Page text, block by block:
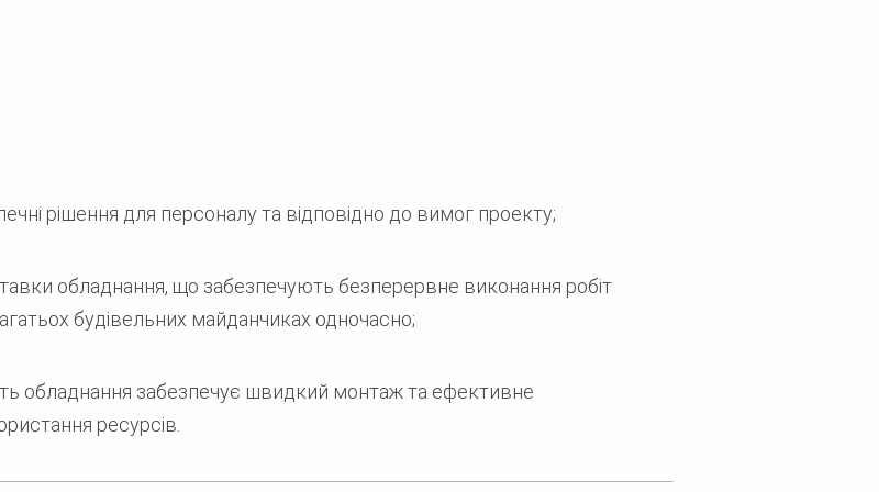
рішення для персоналу та відповідно до вимог проекту;
обладнання, що забезпечують безперервне виконання робіт
будівельних майданчиках одночасно;
обладнання забезпечує швидкий монтаж та ефективне
ресурсів.